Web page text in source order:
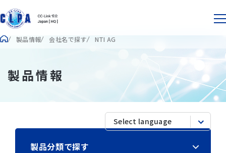
製品情報 会社名で探す NTI AG
製品情報
製品分類で探す